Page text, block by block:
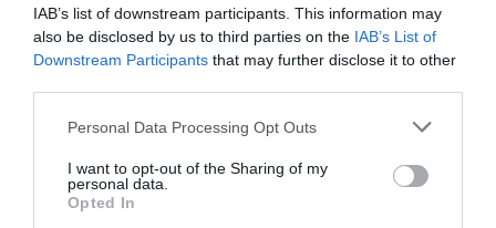
IAB’s list of downstream participants. This information may
also be disclosed by us to third parties on the IAB’s List of
Downstream Participants that may further disclose it to other
Please note that this website/app uses one or more Google
not limited to your visit or usage behaviour. You may click to
grant or deny consent to Google and its third-party tags to
use your data for below specified purposes in below Google
Personal Data Processing Opt Outs
I want to opt-out of the Sharing of my
personal data.
Opted In
A ShotSpotter azonban eddig is köztudottan
ellentmondásos volt. A MacArthur Project 2021-es
jelentéseszerinta ShotSpotter riasztások 89
százaléka nem tartalmazott semmilyen helyszíni
bizonyítékot, míg egy ugyanebben az évben a Vice
vádolta a szoftvert.